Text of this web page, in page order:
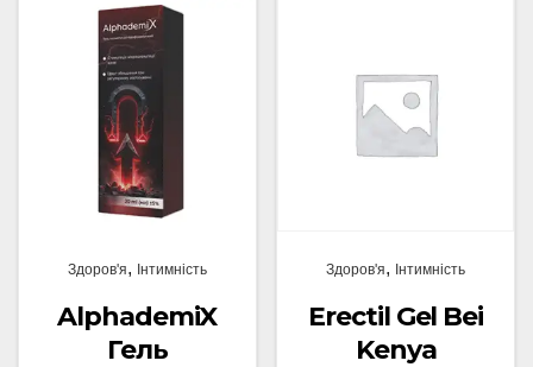
Здоров'я, Інтимність
AlphademiX
Гель
Здоров'я, Інтимність
Erectil Gel Bei
Kenya